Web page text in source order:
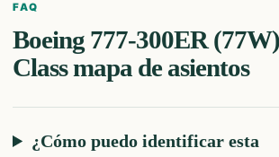
FAQ
Boeing 777-300ER
Classmapa de asientos
¿Cómo puedo identificar esta